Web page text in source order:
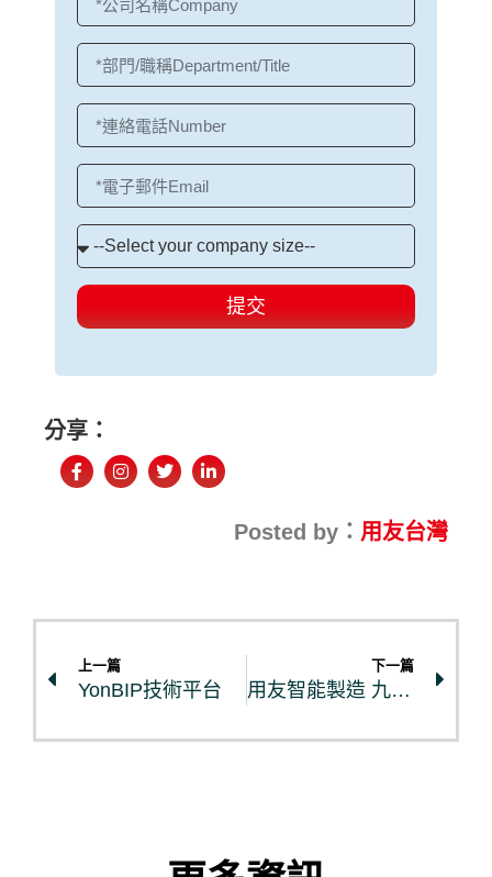
提交
分享：
Posted by： 用友台灣
上一篇
YonBIP技術平台
下一篇
用友智能製造 九大行業解決方案